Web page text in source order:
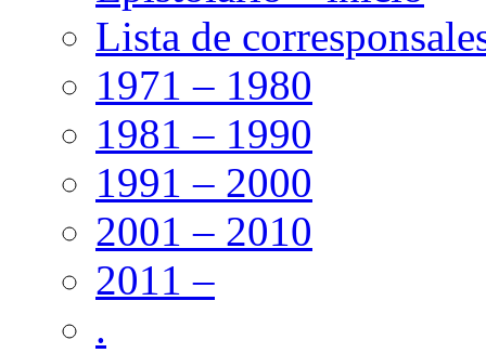
Lista de
1971 – 1980
1981 – 1990
1991 – 2000
2001 – 2010
2011 –
.